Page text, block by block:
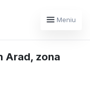
Meniu
Arad, zona